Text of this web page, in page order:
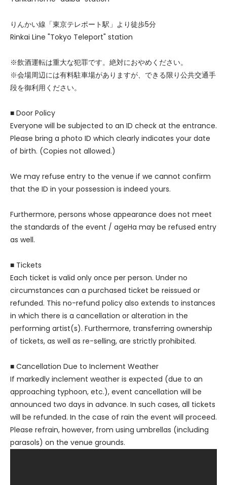
りんかい線「東京テレポート駅」より徒歩5分
Rinkai Line "Tokyo Teleport" station
※飲酒運転は重大な犯罪です。絶対におやめください。
※会場周辺には有料駐車場がありますが、できる限り公共交通手
段を御利用ください。
■ Door Policy
Everyone will be subjected to an ID check at the entrance.
Please bring a photo ID which clearly indicates your date
of birth. (Copies not allowed.)
We may refuse entry to the venue if we cannot confirm
that the ID in your possession is indeed yours.
Furthermore, persons whose appearance does not meet
the standards of the event / ageHa may be refused entry
as well.
■ Tickets
Each ticket is valid only once per person. Under no
circumstances can a purchased ticket be reissued or
refunded. This no-refund policy also extends to instances
in which there is a cancellation or alteration in the
performing artist(s). Furthermore, transferring ownership
of tickets, as well as re-selling, are strictly prohibited.
■ Cancellation Due to Inclement Weather
If markedly inclement weather is expected (due to an
approaching typhoon, etc.), event cancellation will be
announced two days in advance. In such cases, all tickets
will be refunded. In the case of rain the event will proceed.
Please refrain, however, from using umbrellas (including
parasols) on the venue grounds.